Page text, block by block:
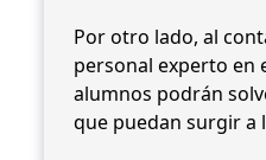
Por otro lado, al
personal experto en
alumnos podrán
que puedan surgir a